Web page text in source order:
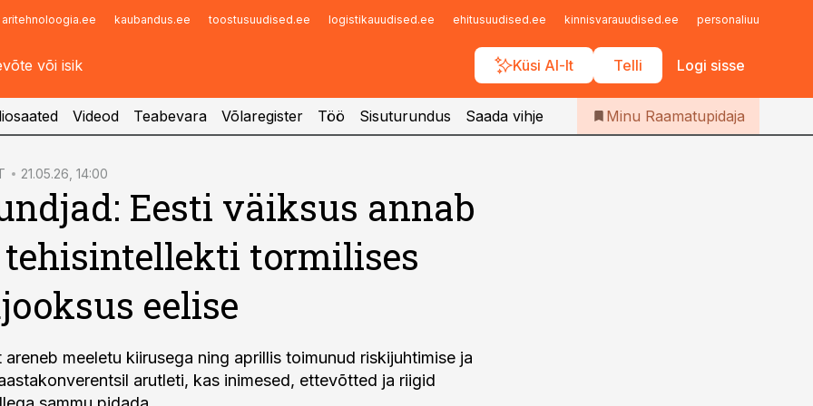
aritehnoloogia.ee kaubandus.ee toostusuudised.ee logistikauudised.ee ehitusuudised.ee kinnisvarauudised.ee personaliuudised.ee
Küsi AI-lt Telli Logi sisse
Infopank
Iseteenindus
Telli Raamatupidaja
Videod Teabevara Võlaregister Töö Sisuturundus Saada vihje Minu Raamatupidaja
21.05.26, 14:00
Eesti väiksus annab
tormilises
eelise
areneb meeletu kiirusega ning aprillis toimunud riskijuhtimise ja
arutleti, kas inimesed, ettevõtted ja riigid